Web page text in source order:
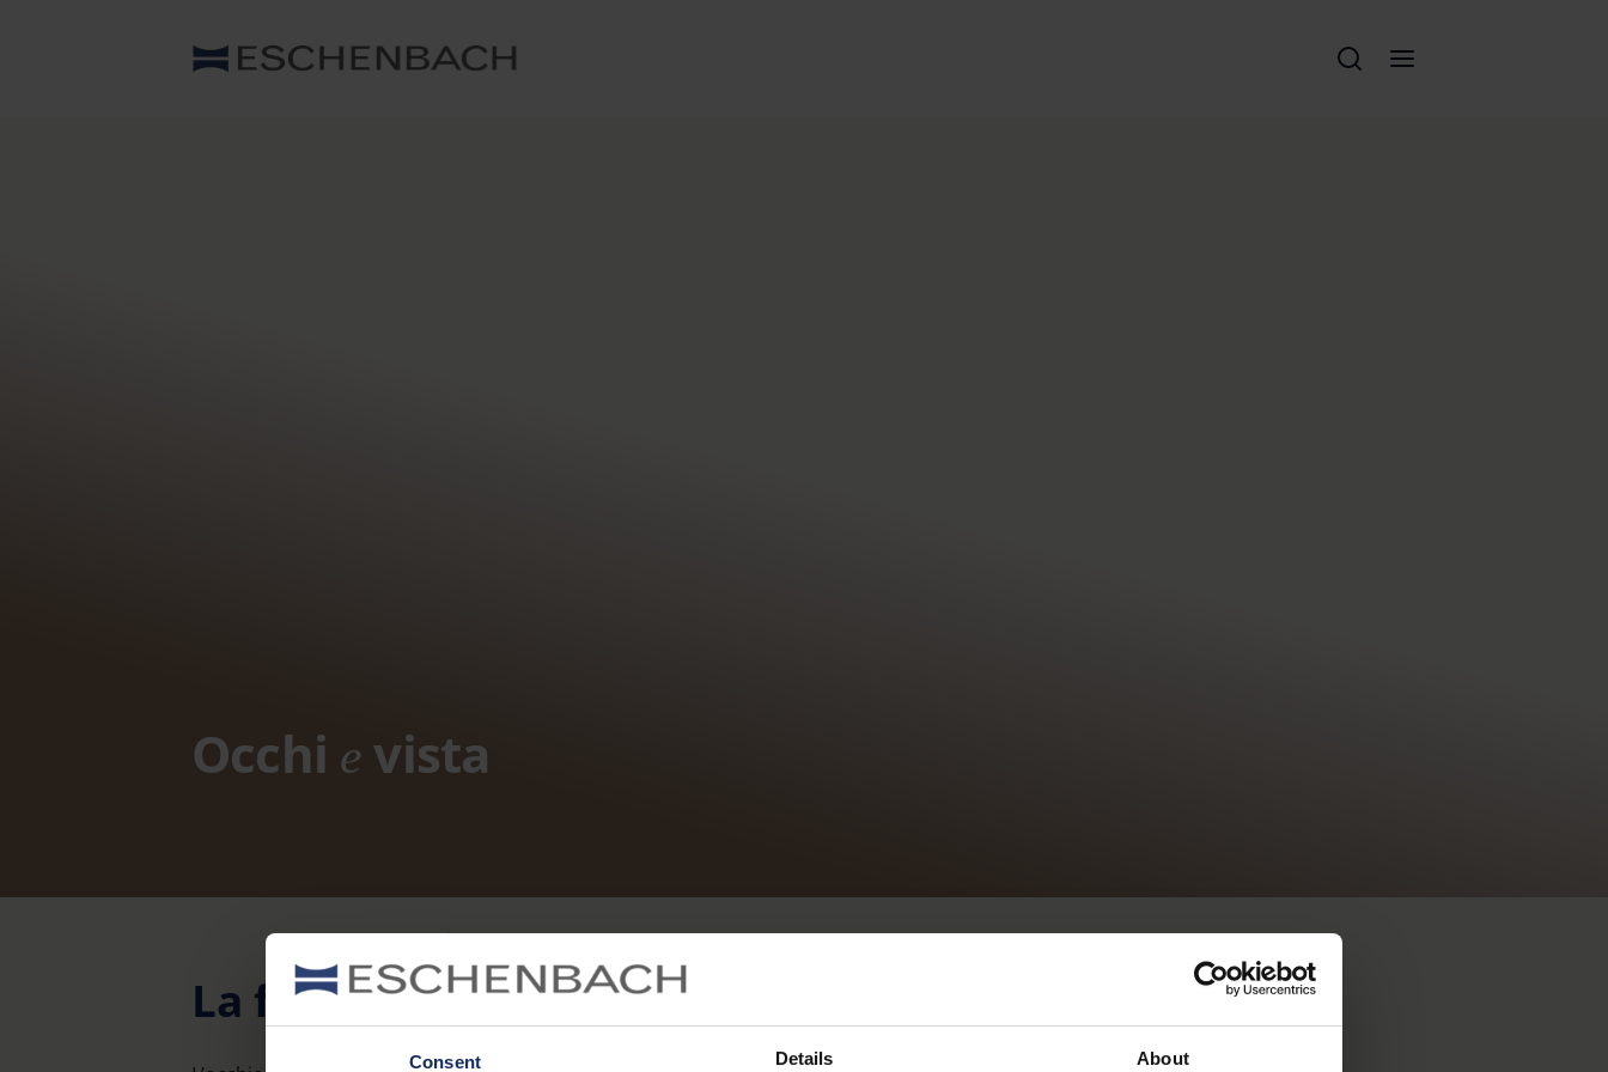
Consent Details About
Occhi e vista
La finestra sul mondo